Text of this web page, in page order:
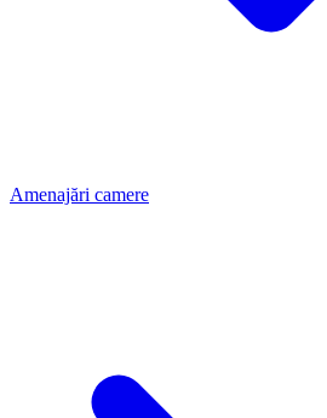
Amenajări camere